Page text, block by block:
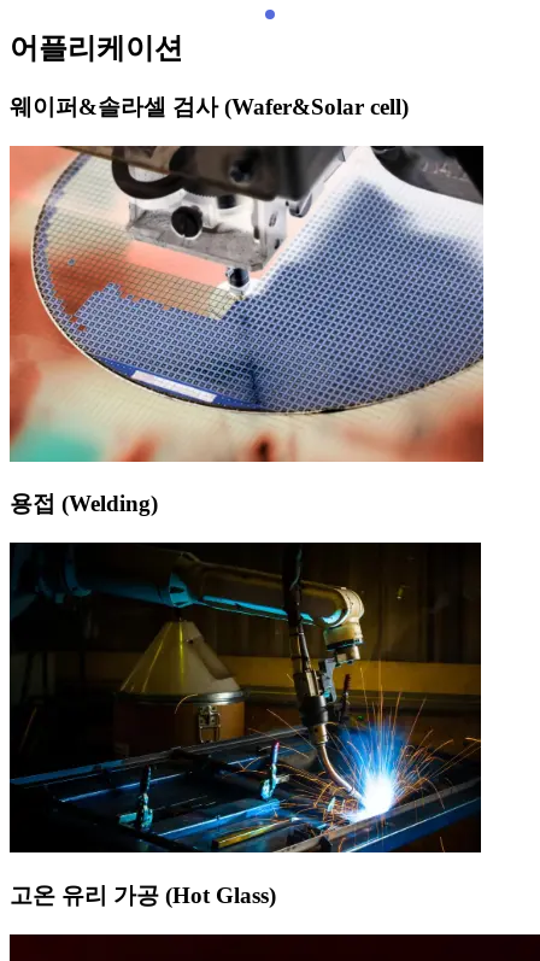
어플리케이션
웨이퍼&솔라셀 검사 (Wafer&Solar cell)
용접 (Welding)
고온 유리 가공 (Hot Glass)